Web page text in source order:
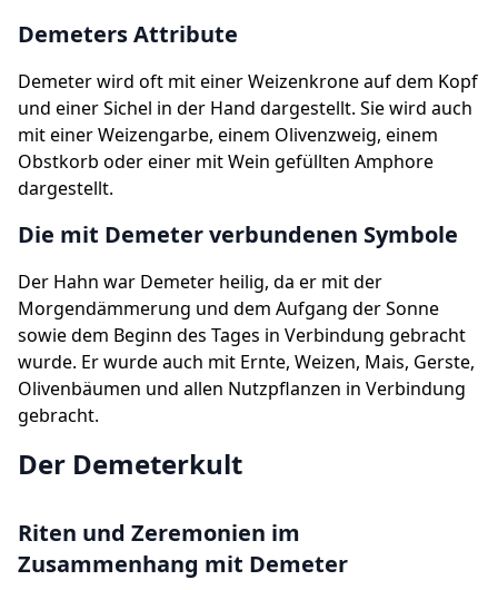
Demeters Attribute
Demeter wird oft mit einer Weizenkrone auf dem Kopf
und einer Sichel in der Hand dargestellt. Sie wird auch
mit einer Weizengarbe, einem Olivenzweig, einem
Obstkorb oder einer mit Wein gefüllten Amphore
dargestellt.
Die mit Demeter verbundenen Symbole
Der Hahn war Demeter heilig, da er mit der
Morgendämmerung und dem Aufgang der Sonne
sowie dem Beginn des Tages in Verbindung gebracht
wurde. Er wurde auch mit Ernte, Weizen, Mais, Gerste,
Olivenbäumen und allen Nutzpflanzen in Verbindung
gebracht.
Der Demeterkult
Riten und Zeremonien im
Zusammenhang mit Demeter